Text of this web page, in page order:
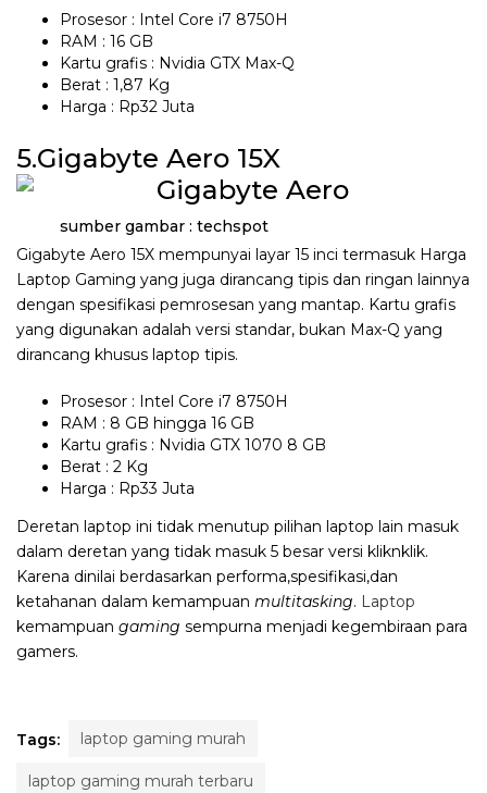
Prosesor : Intel Core i7 8750H
RAM : 16 GB
Kartu grafis : Nvidia GTX Max-Q
Berat : 1,87 Kg
Harga : Rp32 Juta
5.Gigabyte Aero 15X
sumber gambar : techspot
Gigabyte Aero 15X mempunyai layar 15 inci termasuk Harga
Laptop Gaming yang juga dirancang tipis dan ringan lainnya
dengan spesifikasi pemrosesan yang mantap. Kartu grafis
yang digunakan adalah versi standar, bukan Max-Q yang
dirancang khusus laptop tipis.
Prosesor : Intel Core i7 8750H
RAM : 8 GB hingga 16 GB
Kartu grafis : Nvidia GTX 1070 8 GB
Berat : 2 Kg
Harga : Rp33 Juta
Deretan laptop ini tidak menutup pilihan laptop lain masuk
dalam deretan yang tidak masuk 5 besar versi kliknklik.
Karena dinilai berdasarkan performa,spesifikasi,dan
ketahanan dalam kemampuan multitasking. Laptop
kemampuan gaming sempurna menjadi kegembiraan para
gamers.
Tags: laptop gaming murah
laptop gaming murah terbaru